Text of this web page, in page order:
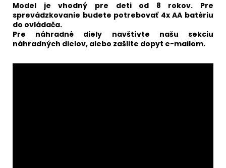
Model je vhodný pre deti od 8 rokov. Pre
sprevádzkovanie budete potrebovať 4x AA batériu
do ovládača.
Pre náhradné diely navštívte našu sekciu
náhradných dielov, alebo zašlite dopyt e-mailom.